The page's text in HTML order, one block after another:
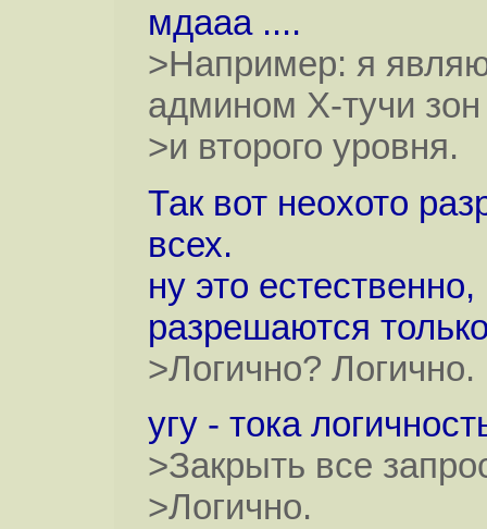
мдааа ....
>Например: я
админом Х-тучи зон
>и второго уровня.
Так вот неохото
всех.
ну это
разрешаются
>Логично? Логично.
угу - тока
>Закрыть все
>Логично.